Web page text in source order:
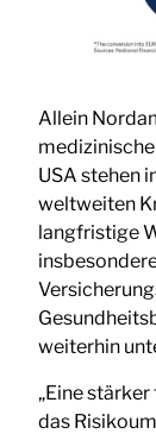
Allein
USA stehen
weltweiten
langfristige
weiterhin
„Eine
das